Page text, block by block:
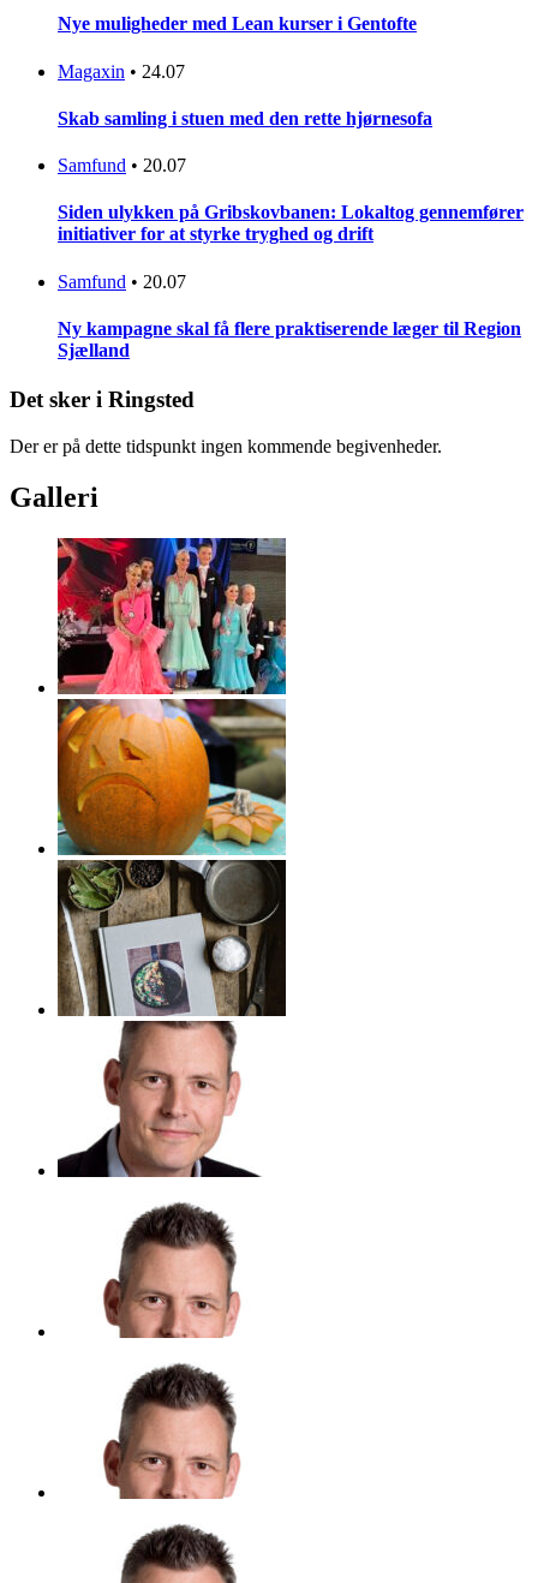
Nye muligheder med Lean kurser i Gentofte
Magaxin • 24.07
Skab samling i stuen med den rette hjørnesofa
Samfund • 20.07
Siden ulykken på Gribskovbanen: Lokaltog gennemfører
initiativer for at styrke tryghed og drift
Samfund • 20.07
Ny kampagne skal få flere praktiserende læger til Region
Sjælland
Det sker i Ringsted
Der er på dette tidspunkt ingen kommende begivenheder.
Galleri